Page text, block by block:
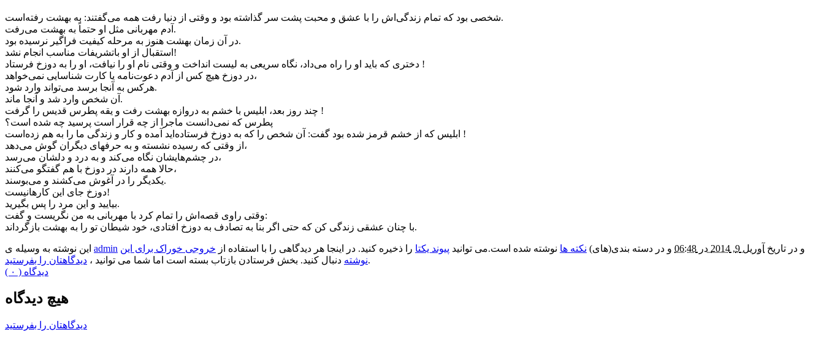
شخصی بود که تمام زندگی‌اش را با عشق و محبت پشت سر گذاشته بود و وقتی از دنیا رفت همه می‌گفتند: به بهشت رفته‌است.
آدم مهربانی مثل او حتماً به بهشت می‌رفت.
در آن زمان بهشت هنوز به مرحله کیفیت فراگیر نرسیده بود.
استقبال از او باتشریفات مناسب انجام نشد!
دختری که باید او را راه می‌داد، نگاه سریعی به لیست انداخت و وقتی نام او را نیافت، او را به دوزخ فرستاد !
در دوزخ هیچ کس از آدم دعوت‌نامه یا کارت شناسایی نمی‌خواهد،
هرکس به آنجا برسد می‌تواند وارد شود.
آن شخص وارد شد و آنجا ماند.
چند روز بعد، ابلیس با خشم به دروازه بهشت رفت و یقه پطرس قدیس را گرفت !
پطرس که نمی‌دانست ماجرا از چه قرار است پرسید چه شده است؟
ابلیس که از خشم قرمز شده بود گفت: آن شخص را که به دوزخ فرستاده‌اید آمده و کار و زندگی ما را به هم زده‌است !
از وقتی که رسیده نشسته و به حرفهای دیگران گوش می‌دهد،
در چشم‌هایشان نگاه می‌کند و به درد و دلشان می‌رسد،
حالا همه دارند در دوزخ با هم گفتگو می‌کنند،
یکدیگر را در آغوش می‌کشند و می‌بوسند.
دوزخ جای این کارهانیست!
بیایید و این مرد را پس بگیرید.
وقتی راوی قصه‌اش را تمام کرد با مهربانی به من نگریست و گفت:
با چنان عشقی زندگی کن که حتی اگر بنا به تصادف به دوزخ افتادی، خود شیطان تو را به بهشت بازگرداند.
admin و در تاریخ آوریل 9, 2014 در 06:48 و در دسته بندی(های) نکته ها نوشته شده است.می توانید پیوند یکتا را ذخیره کنید. در اینجا هر دیدگاهی را با استفاده از خروجی خوراک برای این
نوشته دنبال کنید. بخش فرستادن بازتاب بسته است اما شما می توانید ، دیدگاهتان را بفرستید
.
( ۰ ) دیدگاه
هیچ دیدگاه
دیدگاهتان را بفرستید